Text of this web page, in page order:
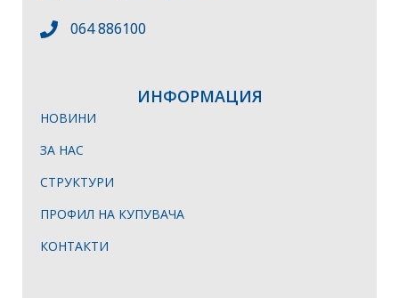
ИНФОРМАЦИЯ
НОВИНИ
ЗА НАС
СТРУКТУРИ
ПРОФИЛ НА КУПУВАЧА
КОНТАКТИ
064 886100